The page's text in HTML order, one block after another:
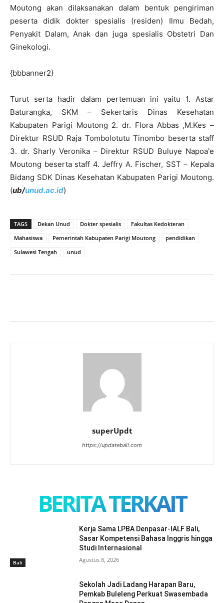
Moutong akan dilaksanakan dalam bentuk pengiriman
peserta didik dokter spesialis (residen) Ilmu Bedah,
Penyakit Dalam, Anak dan juga spesialis Obstetri Dan
Ginekologi.
{bbbanner2}
Turut serta hadir dalam pertemuan ini yaitu 1. Astar
Baturangka, SKM – Sekertaris Dinas Kesehatan
Kabupaten Parigi Moutong 2. dr. Flora Abbas ,M.Kes –
Direktur RSUD Raja Tombolotutu Tinombo beserta staff
3. dr. Sharly Veronika – Direktur RSUD Buluye Napoa'e
Moutong beserta staff 4. Jeffry A. Fischer, SST – Kepala
Bidang SDK Dinas Kesehatan Kabupaten Parigi Moutong.
(ub/unud.ac.id)
TAGS Dekan Unud Dokter spesialis
Fakultas Kedokteran
Mahasiswa
Pemerintah Kabupaten Parigi Moutong
pendidikan
Sulawesi Tengah
unud
superUpdt
https://updatebali.com
BERITA TERKAIT
Bali
Kerja Sama LPBA Denpasar-IALF Bali,
Sasar Kompetensi Bahasa Inggris hingga
Studi Internasional
Agustus 8, 2026
Sekolah Jadi Ladang Harapan Baru,
Pemkab Buleleng Perkuat Swasembada